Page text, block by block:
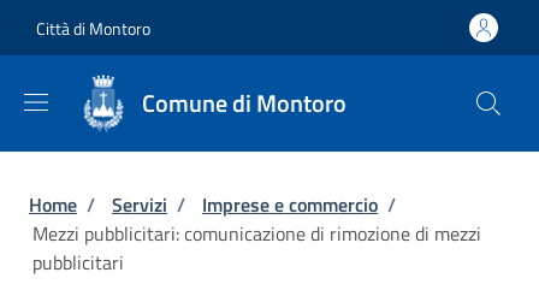
Città di Montoro
Comune di Montoro
Briciole di pane
Home / Servizi / Imprese e commercio /
Mezzi pubblicitari: comunicazione di rimozione di mezzi
pubblicitari